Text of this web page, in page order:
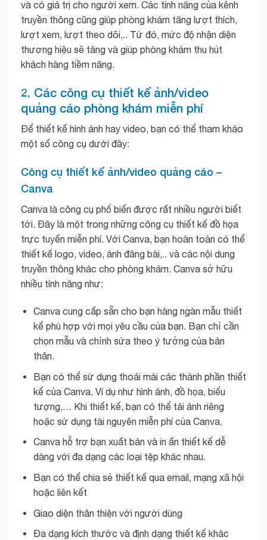
và có giá trị cho người xem. Các tính năng của kênh
truyền thông cũng giúp phòng khám tăng lượt thích,
lượt xem, lượt theo dõi,.. Từ đó, mức độ nhận diện
thương hiệu sẽ tăng và giúp phòng khám thu hút
khách hàng tiềm năng.
2. Các công cụ thiết kế ảnh/video
quảng cáo phòng khám miễn phí
Để thiết kế hình ảnh hay video, bạn có thể tham khảo
một số công cụ dưới đây:
Công cụ thiết kế ảnh/video quảng cáo –
Canva
Canva là công cụ phổ biến được rất nhiều người biết
tới. Đây là một trong những công cụ thiết kế đồ họa
trực tuyến miễn phí. Với Canva, bạn hoàn toàn có thể
thiết kế logo, video, ảnh đăng bài,.. và các nội dung
truyền thông khác cho phòng khám. Canva sở hữu
nhiều tính năng như:
Canva cung cấp sẵn cho bạn hàng ngàn mẫu thiết
kế phù hợp với mọi yêu cầu của bạn. Bạn chỉ cần
chọn mẫu và chỉnh sửa theo ý tưởng của bản
thân.
Bạn có thể sử dụng thoải mái các thành phần thiết
kế của Canva. Ví dụ như hình ảnh, đồ họa, biểu
tượng,… Khi thiết kế, bạn có thể tải ảnh riêng
hoặc sử dụng tài nguyên miễn phí của Canva.
Canva hỗ trợ bạn xuất bản và in ấn thiết kế dễ
dàng với đa dạng các loại tệp khác nhau.
Bạn có thể chia sẻ thiết kế qua email, mạng xã hội
hoặc liên kết
Giao diện thân thiện với người dùng
Đa dạng kích thước và định dạng thiết kế khác